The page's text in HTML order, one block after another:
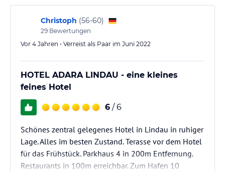
aushandeln kann. Das funktioniert in anderen
Städten ja auch ( gerade wieder in Leipzig erlebt ) …
das wenn man das Parkticket im Hotel einlöst gibt es
einen Rabatt.
Christoph (56-60)
29 Bewertungen
Vor 4 Jahren • Verreist als Paar im Juni 2022
HOTEL ADARA LINDAU - eine kleines
feines Hotel
6 / 6
Schönes zentral gelegenes Hotel in Lindau in ruhiger
Lage. Alles im besten Zustand. Terasse vor dem Hotel
für das Frühstück. Parkhaus 4 in 200m Entfernung.
Restaurants in 100m erreichbar. Zum Hafen 10